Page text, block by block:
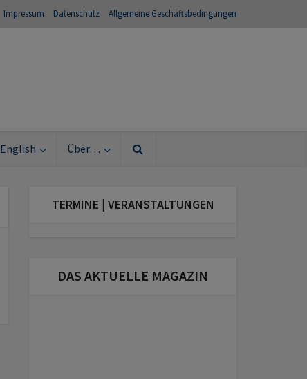
Impressum Datenschutz Allgemeine Geschäftsbedingungen
English Über…
TERMINE | VERANSTALTUNGEN
DAS AKTUELLE MAGAZIN